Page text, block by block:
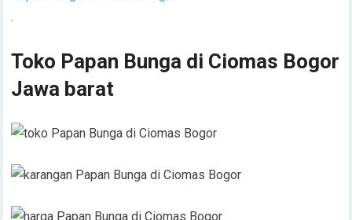
.
Toko Papan Bunga di Ciomas Bogor
Jawa barat